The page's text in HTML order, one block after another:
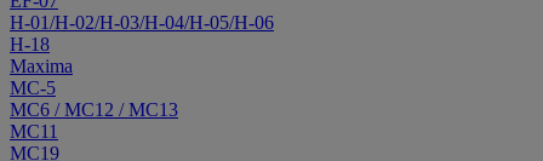
H-01/H-02/H-03/H-04/H-05/H-06
H-18
Maxima
MC-5
MC6 / MC12 / MC13
MC11
MC19